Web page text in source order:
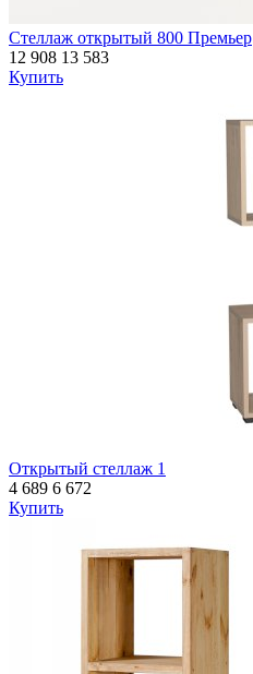
Стеллаж открытый 800 Премьер
12 908 13 583
Купить
Открытый стеллаж 1
4 689 6 672
Купить